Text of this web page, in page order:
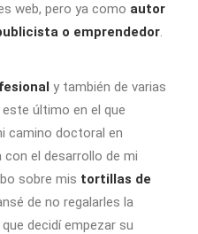
web, pero ya como autor
o emprendedor.
y también de varias
último en el que
camino doctoral en
con el desarrollo de mi
sobre mis tortillas de
de no regalarles la
decidí empezar su